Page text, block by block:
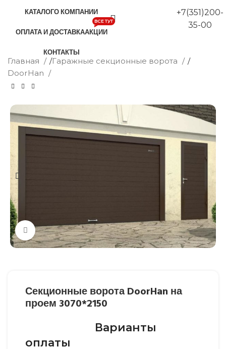
КАТАЛОГО КОМПАНИИ
ОПЛАТА И ДОСТАВКААКЦИИ
ВСЕ ТУТ
КОНТАКТЫ
+7(351)200-
35-00
Главная /Гаражные секционные ворота
/
DoorHan
Нажмите, чтобы увеличить
Секционные ворота DoorHan на
проем 3070*2150
Варианты
оплаты